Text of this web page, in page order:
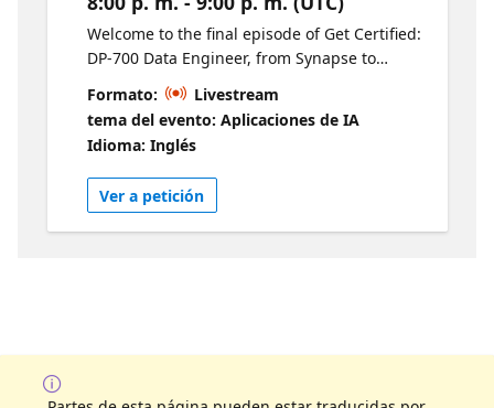
Welcome to the final episode of Get Certified:
DP-700 Data Engineer, from Synapse to
Fabric. Ask our experts your final questions
and learn tips & tricks for exam day.
Formato:
Livestream
tema del evento: Aplicaciones de IA
Idioma: Inglés
Ver a petición